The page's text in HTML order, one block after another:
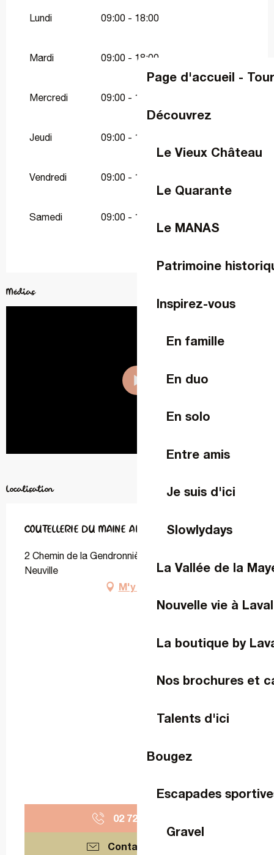
Page d'accueil -
Découvrez
Le Vieux Château
Le Quarante
Le MANAS
Patrimoine
Inspirez-vous
En famille
En duo
En solo
Entre amis
Je suis d'ici
Slowlydays
La Vallée de la
Nouvelle vie à Laval
La boutique by
Nos brochures et
Talents d'ici
Bougez
Escapades
Gravel
31 mars 2030
Lundi 09:00 - 18:00
Mardi 09:00 - 18:00
Mercredi 09:00 - 18:00
Jeudi 09:00 - 18:00
Vendredi 09:00 - 18:00
Samedi 09:00 - 17:00
Médias
Localisation
COUTELLERIE DU MAINE ANJOU
2 Chemin de la Gendronnière, 53360 La Roche-
Neuville
M'y rendre
02 72 88 12
Contactez-nous